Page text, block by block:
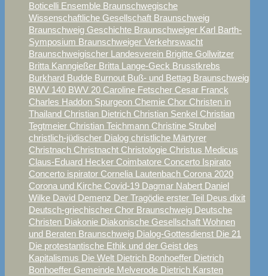
Boticelli Ensemble Braunschwegische
Wissenschaftliche Gesellschaft Braunschweig
Braunschweig Geschichte Braunschweiger Karl Barth-
Symposium Braunschweiger Verkehrswacht
Braunschweigischer Landesverein Brigitte Gollwitzer
Britta Kanngießer Britta Lange-Geck Brusstkrebs
Burkhard Budde Burnout Buß- und Bettag Braunschweig
BWV 140 BWV 20 Caroline Fetscher Cesar Franck
Charles Haddon Spurgeon Chemie Chor Christen in
Thailand Christian Dietrich Christian Senkel Christian
Tegtmeier Christian Teichmann Christine Strubel
christlich-jüdischer Dialog christliche Märtyrer
Christnach Christnacht Christologie Christus Medicus
Claus-Eduard Hecker Coimbatore Concerto Ispirato
Concerto ispirator Cornelia Lautenbach Corona 2020
Corona und Kirche Covid-19 Dagmar Nabert Daniel
Wilke David Demenz Der Tragödie erster Teil Deus dixit
Deutsch-griechischer Chor Braunschweig Deutsche
Christen Diakonie Diakonische Gesellschaft Wohnen
und Beraten Braunschweig Dialog-Gottesdienst Die 21
Die protestantische Ethik und der Geist des
Kapitalismus Die Welt Dietrich Bonhoeffer Dietrich
Bonhoeffer Gemeinde Melverode Dietrich Karsten